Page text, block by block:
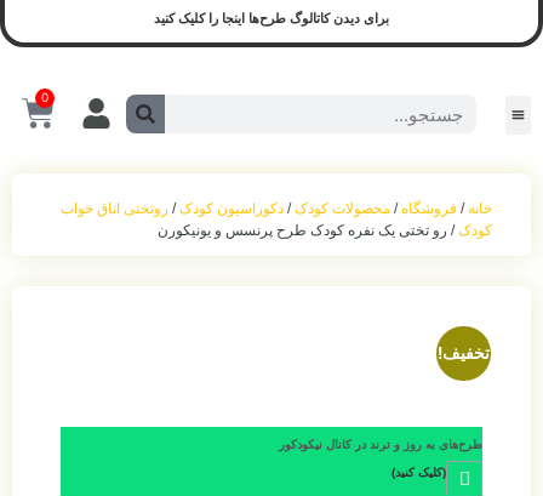
برای دیدن کاتالوگ طرح‌ها اینجا را کلیک کنید
0
خانه/ فروشگاه/ محصولات کودک/ دکوراسیون کودک/ روتختی اتاق خواب
کودک/ رو تختی یک نفره کودک طرح پرنسس و یونیکورن
تخفیف!
طرح‌های به روز و ترند در کانال نیکودکور
(کلیک کنید)